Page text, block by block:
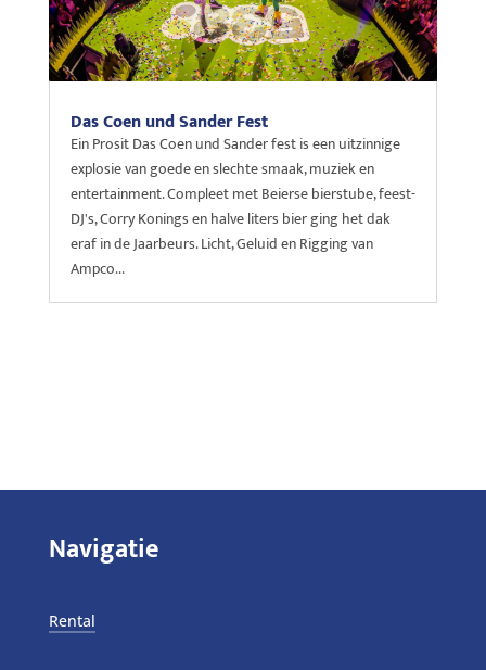
Das Coen und Sander Fest
Ein Prosit Das Coen und Sander fest is een uitzinnige
explosie van goede en slechte smaak, muziek en
entertainment. Compleet met Beierse bierstube, feest-
DJ's, Corry Konings en halve liters bier ging het dak
eraf in de Jaarbeurs. Licht, Geluid en Rigging van
Ampco...
Navigatie
Rental